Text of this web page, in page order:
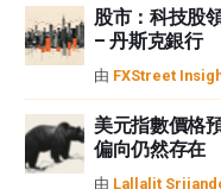
股市：科技股
– 丹斯克銀行
由 FXStreet
美元指數價格
偏向仍然存在
由 Lallalit